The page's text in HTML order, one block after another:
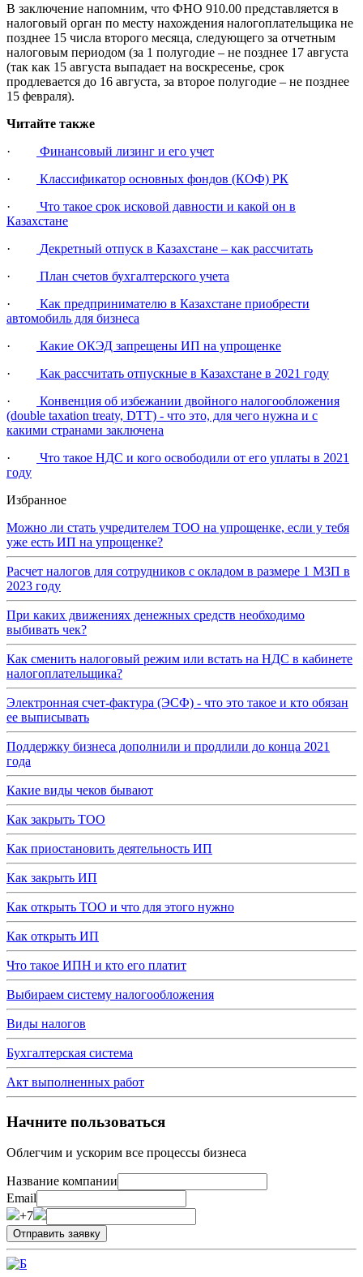
В заключение напомним, что ФНО 910.00 представляется в
налоговый орган по месту нахождения налогоплательщика не
позднее 15 числа второго месяца, следующего за отчетным
налоговым периодом (за 1 полугодие – не позднее 17 августа
(так как 15 августа выпадает на воскресенье, срок
продлевается до 16 августа, за второе полугодие – не позднее
15 февраля).
Читайте также
·
Финансовый лизинг и его учет
·
Классификатор основных фондов (КОФ) РК
·
Что такое срок исковой давности и какой он в
Казахстане
·
Декретный отпуск в Казахстане – как рассчитать
·
План счетов бухгалтерского учета
·
Как предпринимателю в Казахстане приобрести
автомобиль для бизнеса
·
Какие ОКЭД запрещены ИП на упрощенке
·
Как рассчитать отпускные в Казахстане в 2021 году
·
Конвенция об избежании двойного налогообложения
(double taxation treaty, DTT) - что это, для чего нужна и с
какими странами заключена
·
Что такое НДС и кого освободили от его уплаты в 2021
году
Избранное
Можно ли стать учредителем ТОО на упрощенке, если у тебя
уже есть ИП на упрощенке?
Расчет налогов для сотрудников с окладом в размере 1 МЗП в
2023 году
При каких движениях денежных средств необходимо
выбивать чек?
Как сменить налоговый режим или встать на НДС в кабинете
налогоплательщика?
Электронная счет-фактура (ЭСФ) - что это такое и кто обязан
ее выписывать
Поддержку бизнеса дополнили и продлили до конца 2021
года
Какие виды чеков бывают
Как закрыть ТОО
Как приостановить деятельность ИП
Как закрыть ИП
Как открыть ТОО и что для этого нужно
Как открыть ИП
Что такое ИПН и кто его платит
Выбираем систему налогообложения
Виды налогов
Бухгалтерская система
Акт выполненных работ
Начните пользоваться
Облегчим и ускорим все процессы бизнеса
Название компании
Email
+7